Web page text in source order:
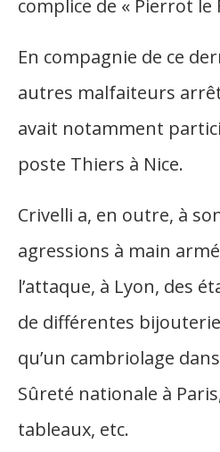
complice de « Pierrot le
En compagnie de ce
autres malfaiteurs
avait notamment
poste Thiers à Nice.
Crivelli a, en outre, à
agressions à main
l’attaque, à Lyon, des
de différentes
qu’un cambriolage
Sûreté nationale à
tableaux, etc.